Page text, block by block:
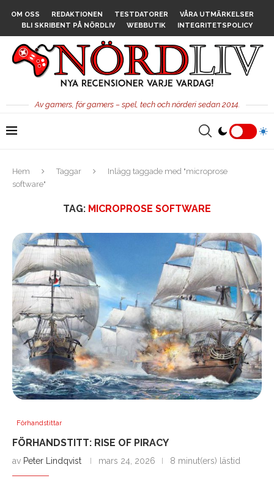
OM OSS REDAKTIONEN TESTDATORER
VÅRA UTMÄRKELSER
BLI SKRIBENT PÅ NÖRDLIV
WEBBUTIK INTEGRITETSPOLICY
Av gamers, för gamers – spel, tech och nörderi sedan 2014.
Hem Taggar
Inlägg taggade med "microprose
software"
TAG: MICROPROSE SOFTWARE
Förhandstittar
FÖRHANDSTITT: RISE OF PIRACY
av Peter Lindqvist mars 24, 2026 8 minut(ers) lästid